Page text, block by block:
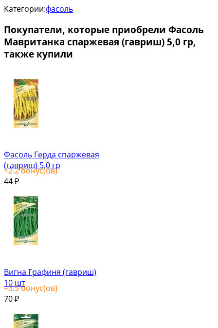
Категории:фасоль
Покупатели, которые приобрели Фасоль
Мавританка спаржевая (гавриш) 5,0 гр,
также купили
Фасоль Герда спаржевая
(гавриш) 5,0 гр
+2.2бонус(ов)
44 ₽
Вигна Графиня (гавриш)
10 шт
+3.5бонус(ов)
70 ₽